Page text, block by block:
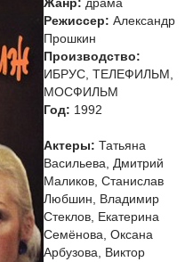
Режиссер: Александр
Прошкин
Производство:
ИБРУС, ТЕЛЕФИЛЬМ,
МОСФИЛЬМ
Год: 1992
Актеры: Татьяна
Васильева, Дмитрий
Маликов, Станислав
Любшин, Владимир
Стеклов, Екатерина
Семёнова, Оксана
Арбузова, Виктор